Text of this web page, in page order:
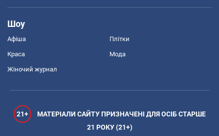
Шоу
Афіша Плітки
Краса Мода
Жіночий журнал
21+
МАТЕРІАЛИ САЙТУ ПРИЗНАЧЕНІ ДЛЯ ОСІБ СТАРШЕ
21 РОКУ (21+)